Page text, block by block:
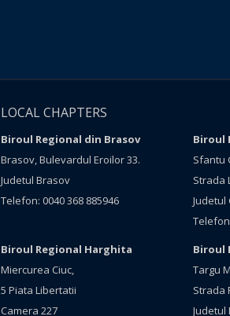
LOCAL CHAPTERS
Biroul Regional din Brasov
Brasov, Bulevardul Eroilor 33.
Judetul Brasov
Telefon: 0040 368 885946
Biroul
Sfantu
Strada
Judetul
Biroul Regional Harghita
Miercurea Ciuc,
5 Piata Libertatii
Camera 227
Biroul
Targu
Strada
Judetul